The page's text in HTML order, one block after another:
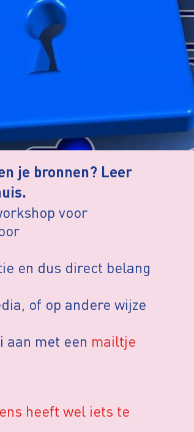
je bronnen? Leer
voor
en dus direct belang
of op andere wijze
met een mailtje
heeft wel iets te